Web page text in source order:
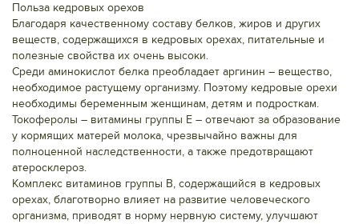
Польза кедровых орехов
Благодаря качественному составу белков, жиров и других
веществ, содержащихся в кедровых орехах, питательные и
полезные свойства их очень высоки.
Среди аминокислот белка преобладает аргинин – вещество,
необходимое растущему организму. Поэтому кедровые орехи
необходимы беременным женщинам, детям и подросткам.
Токоферолы – витамины группы Е – отвечают за образование
у кормящих матерей молока, чрезвычайно важны для
полноценной наследственности, а также предотвращают
атеросклероз.
Комплекс витаминов группы В, содержащийся в кедровых
орехах, благотворно влияет на развитие человеческого
организма, приводят в норму нервную систему, улучшают